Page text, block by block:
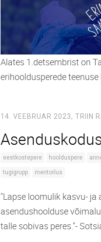
Alates 1.detsembrist on
erihooldusperede teenuse
14. VEEBRUAR 2023, TRIIN
eestkostepere hoolduspere
tugigrupp mentorlus
"Lapse loomulik kasvu- ja
asendushoolduse
talle sobivas peres."-